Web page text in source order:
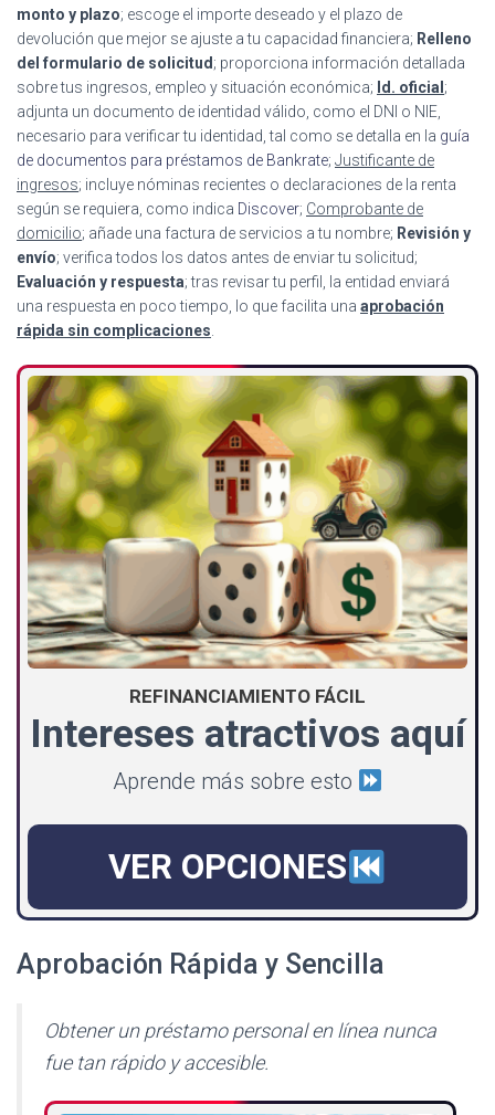
monto y plazo; escoge el importe deseado y el plazo de
devolución que mejor se ajuste a tu capacidad financiera; Relleno
del formulario de solicitud ; proporciona información detallada
sobre tus ingresos, empleo y situación económica; Id. oficial ;
adjunta un documento de identidad válido, como el DNI o NIE,
necesario para verificar tu identidad, tal como se detalla en la guía
de documentos para préstamos de Bankrate; Justificante de
ingresos; incluye nóminas recientes o declaraciones de la renta
según se requiera, como indica Discover; Comprobante de
domicilio; añade una factura de servicios a tu nombre; Revisión y
envío; verifica todos los datos antes de enviar tu solicitud;
Evaluación y respuesta; tras revisar tu perfil, la entidad enviará
una respuesta en poco tiempo, lo que facilita una aprobación
rápida sin complicaciones
REFINANCIAMIENTO FÁCIL
Intereses atractivos aquí
Aprende más sobre esto
VER OPCIONES
Aprobación Rápida y Sencilla
Obtener un préstamo personal en línea nunca
fue tan rápido y accesible.